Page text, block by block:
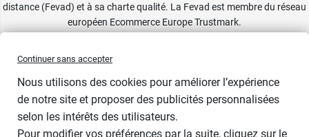
distance (Fevad) et à sa charte qualité. La Fevad est membre du réseau
européen Ecommerce Europe Trustmark.
Continuer sans accepter
Nous utilisons des cookies pour améliorer l’expérience
de notre site et proposer des publicités personnalisées
selon les intérêts des utilisateurs.
Pour modifier vos préférences par la suite, cliquez sur le